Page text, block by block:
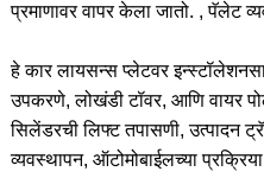
प्रमाणावर वापर केला जातो. , पॅलेट
हे कार लायसन्स प्लेटवर
उपकरणे, लोखंडी टॉवर, आणि वायर
सिलेंडरची लिफ्ट तपासणी, उत्पादन
व्यवस्थापन, ऑटोमोबाईलच्या